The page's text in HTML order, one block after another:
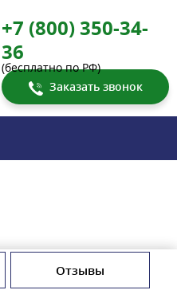
+7 (800) 350-34-
36
(бесплатно по РФ)
Заказать звонок
Отзывы